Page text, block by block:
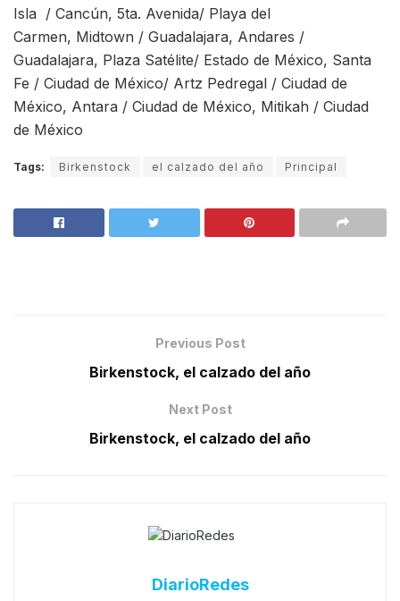
Isla / Cancún, 5ta. Avenida/ Playa del
Carmen, Midtown / Guadalajara, Andares /
Guadalajara, Plaza Satélite/ Estado de México, Santa
Fe / Ciudad de México/ Artz Pedregal / Ciudad de
México, Antara / Ciudad de México, Mitikah / Ciudad
de México
Tags: Birkenstock el calzado del año Principal
Previous Post
Birkenstock, el calzado del año
Next Post
Birkenstock, el calzado del año
DiarioRedes